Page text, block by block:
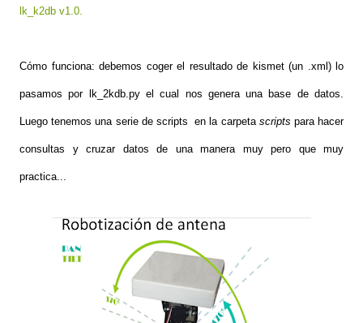
lk_k2db v1.0.
Cómo funciona: debemos coger el resultado de kismet (un .xml) lo
pasamos por lk_2kdb.py el cual nos genera una base de datos.
Luego tenemos una serie de scripts en la carpeta scripts para hacer
consultas y cruzar datos de una manera muy pero que muy
practica...